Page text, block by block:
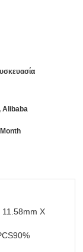
Alibaba
11.58mm Χ